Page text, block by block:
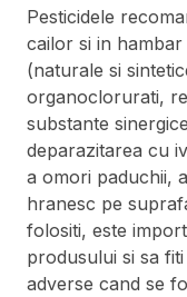
Pesticidele
cailor si in
(naturale si
organoclorurati,
substante
deparazitarea cu
a omori paduchii,
hranesc pe
folositi, este
produsului si sa
adverse cand se